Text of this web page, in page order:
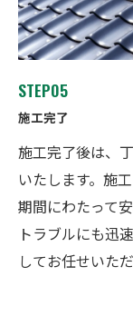
STEP05
施工完了
施工完了後は、
いたします。施
期間にわたって
トラブルにも迅
してお任せいただ